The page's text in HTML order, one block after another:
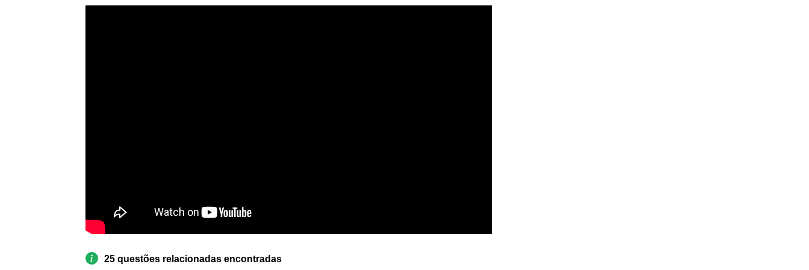
25 questões relacionadas encontradas